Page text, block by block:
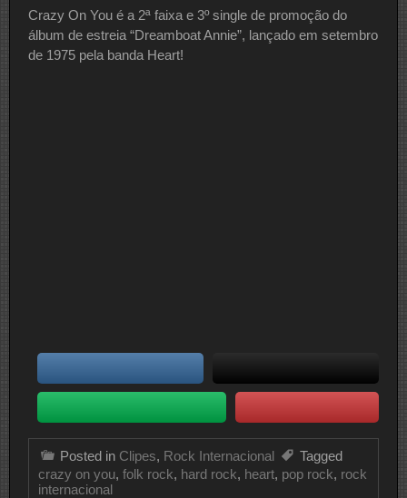
Crazy On You é a 2ª faixa e 3º single de promoção do
álbum de estreia “Dreamboat Annie”, lançado em setembro
de 1975 pela banda Heart!
Posted in Clipes, Rock Internacional
Tagged
crazy on you, folk rock, hard rock, heart, pop rock, rock
internacional